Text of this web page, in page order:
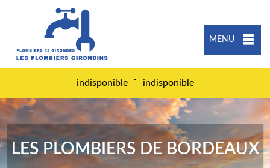
MENU
indisponible - indisponible
LES PLOMBIERS DE BORDEAUX